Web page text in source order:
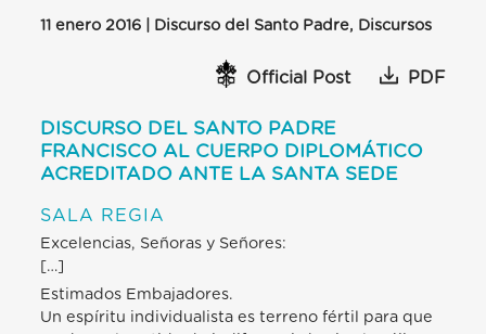
11 enero 2016 | Discurso del Santo Padre, Discursos
Official Post PDF
DISCURSO DEL SANTO PADRE
FRANCISCO AL CUERPO DIPLOMÁTICO
ACREDITADO ANTE LA SANTA SEDE
SALA REGIA
Excelencias, Señoras y Señores:
[…]
Estimados Embajadores.
Un espíritu individualista es terreno fértil para que